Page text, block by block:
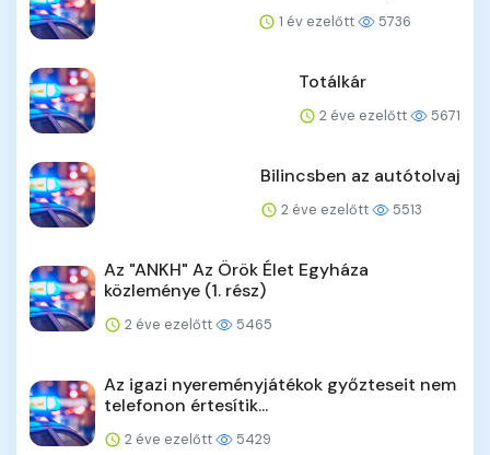
1 év ezelőtt 5736
Totálkár
2 éve ezelőtt 5671
Bilincsben az autótolvaj
2 éve ezelőtt 5513
Az "ANKH" Az Örök Élet Egyháza
közleménye (1. rész)
2 éve ezelőtt 5465
Az igazi nyereményjátékok győzteseit nem
telefonon értesítik...
2 éve ezelőtt 5429